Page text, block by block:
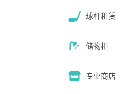
球杆租赁
储物柜
专业商店